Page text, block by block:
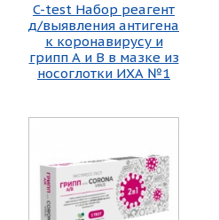
C-test Набор реагент
д/выявления антигена
к коронавирусу и
грипп А и В в мазке из
носоглотки ИХА №1